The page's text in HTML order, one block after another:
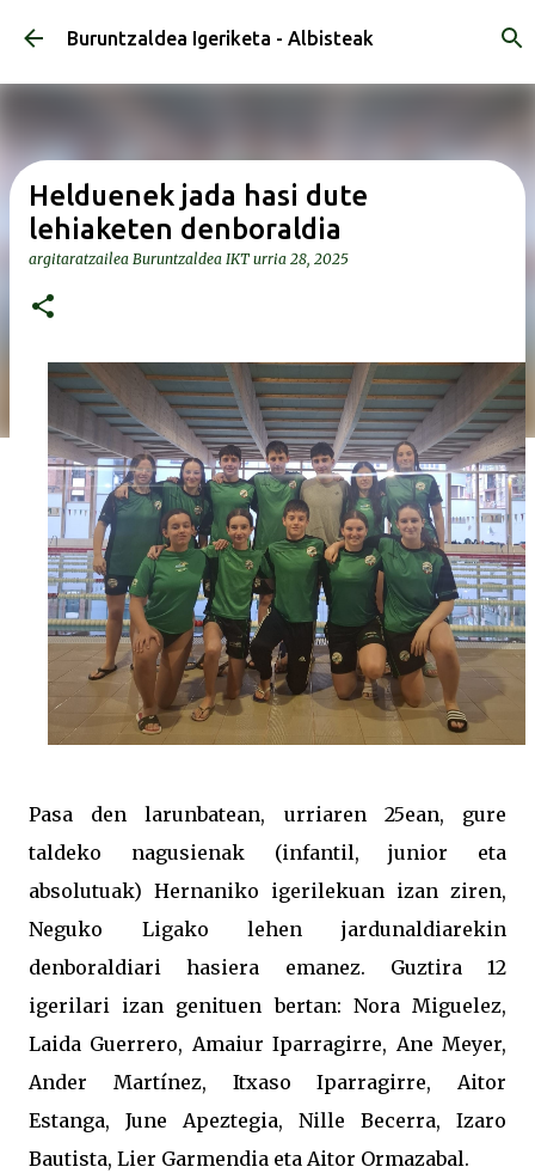
Saltatu eta joan eduki nagusira
Buruntzaldea Igeriketa - Albisteak
Helduenek jada hasi dute
lehiaketen denboraldia
argitaratzailea Buruntzaldea IKT urria 28, 2025
Pasa den larunbatean, urriaren 25ean, gure
taldeko nagusienak (infantil, junior eta
absolutuak) Hernaniko igerilekuan izan ziren,
Neguko Ligako lehen jardunaldiarekin
denboraldiari hasiera emanez. Guztira 12
igerilari izan genituen bertan: Nora Miguelez,
Laida Guerrero, Amaiur Iparragirre, Ane Meyer,
Ander Martínez, Itxaso Iparragirre, Aitor
Estanga, June Apeztegia, Nille Becerra, Izaro
Bautista, Lier Garmendia eta Aitor Ormazabal.